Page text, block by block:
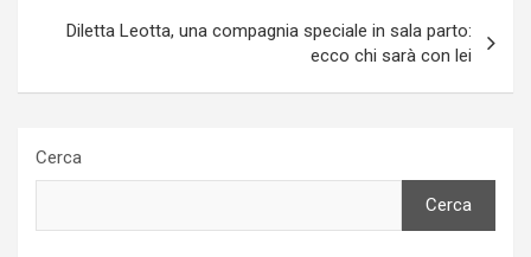
Diletta Leotta, una compagnia speciale in sala parto:
ecco chi sarà con lei
Cerca
Cerca